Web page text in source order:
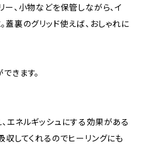
ー、小物などを保管しながら、イ
蓋裏のグリッド使えば、おしゃれに
きます。
エネルギッシュにする効果がある
収してくれるのでヒーリングにも